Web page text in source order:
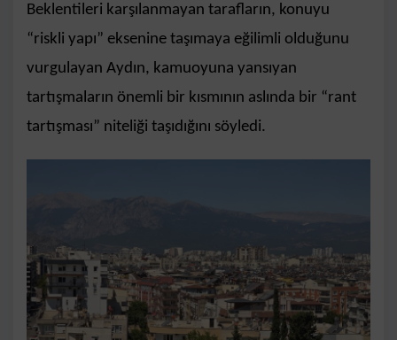
Beklentileri karşılanmayan tarafların, konuyu
“riskli yapı” eksenine taşımaya eğilimli olduğunu
vurgulayan Aydın, kamuoyuna yansıyan
tartışmaların önemli bir kısmının aslında bir “rant
tartışması” niteliği taşıdığını söyledi.